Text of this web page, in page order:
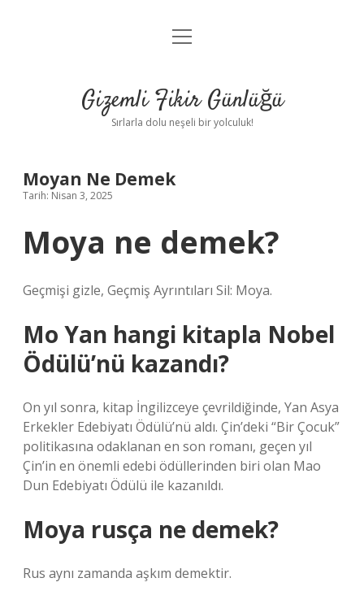
Anasayfa
Yasal Uyarı
menüyü
Gizemli Fikir Günlüğü
Sırlarla dolu neşeli bir yolculuk!
Moyan Ne Demek
Tarih: Nisan 3, 2025
Moya ne demek?
Geçmişi gizle, Geçmiş Ayrıntıları Sil: Moya.
Mo Yan hangi kitapla Nobel
Ödülü’nü kazandı?
On yıl sonra, kitap İngilizceye çevrildiğinde, Yan Asya
Erkekler Edebiyatı Ödülü’nü aldı. Çin’deki “Bir Çocuk”
politikasına odaklanan en son romanı, geçen yıl
Çin’in en önemli edebi ödüllerinden biri olan Mao
Dun Edebiyatı Ödülü ile kazanıldı.
Moya rusça ne demek?
Rus aynı zamanda aşkım demektir.